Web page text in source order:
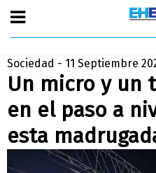
Sociedad - 11 Septiembre
Un micro y un
en el paso a
esta